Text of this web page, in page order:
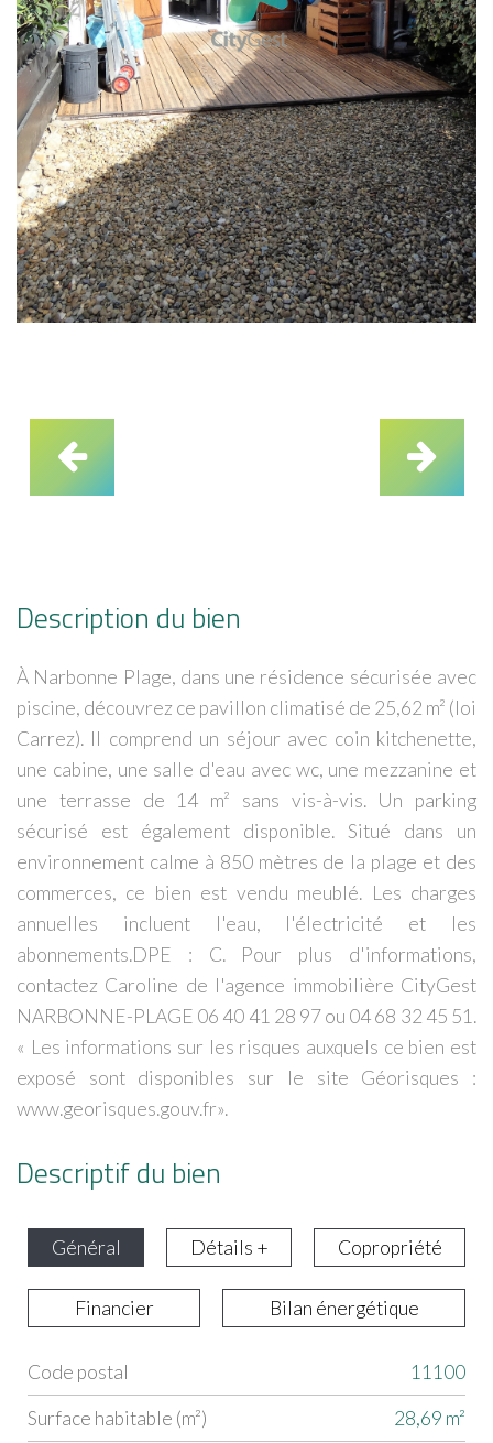
Description du bien
À Narbonne Plage, dans une résidence sécurisée avec
piscine, découvrez ce pavillon climatisé de 25,62 m² (loi
Carrez). Il comprend un séjour avec coin kitchenette,
une cabine, une salle d'eau avec wc, une mezzanine et
une terrasse de 14 m² sans vis-à-vis. Un parking
sécurisé est également disponible. Situé dans un
environnement calme à 850 mètres de la plage et des
commerces, ce bien est vendu meublé. Les charges
annuelles incluent l'eau, l'électricité et les
abonnements.DPE : C. Pour plus d'informations,
contactez Caroline de l'agence immobilière CityGest
NARBONNE-PLAGE 06 40 41 28 97 ou 04 68 32 45 51.
« Les informations sur les risques auxquels ce bien est
exposé sont disponibles sur le site Géorisques :
www.georisques.gouv.fr».
Descriptif du bien
Général Détails + Copropriété
Financier Bilan énergétique
Label Value
Code postal
11100
Surface habitable (m²)
28,69 m²